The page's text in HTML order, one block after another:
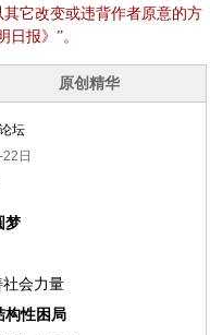
它改变或违背作者原意的方
报》”。